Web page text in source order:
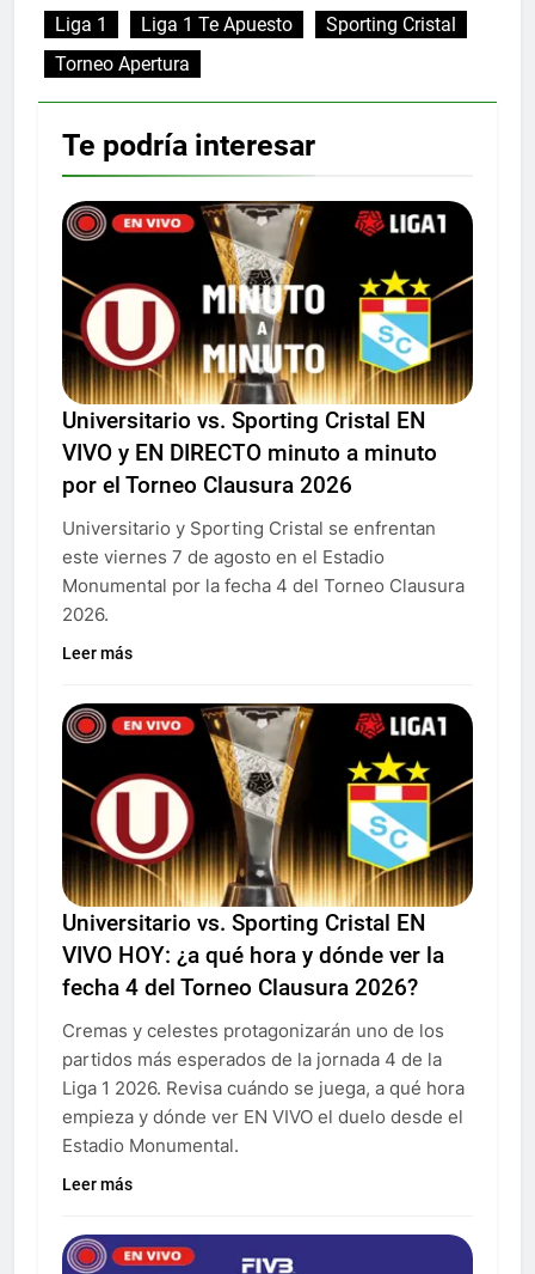
Liga 1
Liga 1 Te Apuesto
Sporting Cristal
Torneo Apertura
Te podría interesar
Universitario vs. Sporting Cristal EN
VIVO y EN DIRECTO minuto a minuto
por el Torneo Clausura 2026
Universitario y Sporting Cristal se enfrentan
este viernes 7 de agosto en el Estadio
Monumental por la fecha 4 del Torneo Clausura
2026.
Leer más
Universitario vs. Sporting Cristal EN
VIVO HOY: ¿a qué hora y dónde ver la
fecha 4 del Torneo Clausura 2026?
Cremas y celestes protagonizarán uno de los
partidos más esperados de la jornada 4 de la
Liga 1 2026. Revisa cuándo se juega, a qué hora
empieza y dónde ver EN VIVO el duelo desde el
Estadio Monumental.
Leer más